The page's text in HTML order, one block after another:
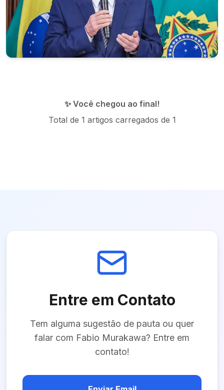
✨ Você chegou ao final!
Total de 1 artigos carregados de 1
Entre em Contato
Tem alguma sugestão de pauta ou quer
falar com Fabio Murakawa? Entre em
contato!